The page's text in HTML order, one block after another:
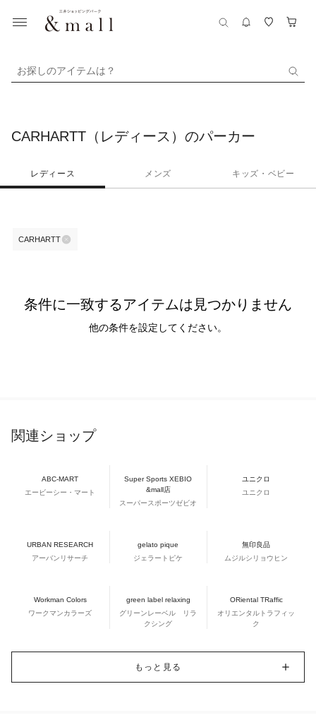
お探しのアイテムは？
CARHARTT（レディース）のパーカー
レディース メンズ キッズ・ベビー
CARHARTT
条件に一致するアイテムは見つかりません
他の条件を設定してください。
関連ショップ
ABC-MART
エービーシー・マート
Super Sports XEBIO
&mall店
スーパースポーツゼビオ
ユニクロ
ユニクロ
URBAN RESEARCH
アーバンリサーチ
gelato pique
ジェラートピケ
無印良品
ムジルシリョウヒン
Workman Colors
ワークマンカラーズ
green label relaxing
グリーンレーベル リラ
クシング
ORiental TRaffic
オリエンタルトラフィッ
ク
もっと見る